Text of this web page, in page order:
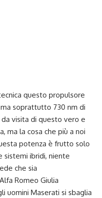
questo propulsore
soprattutto 730 nm di
visita di questo vero e
ma la cosa che più a noi
potenza è frutto solo
ibridi, niente
che sia
Romeo Giulia
uomini Maserati si sbaglia